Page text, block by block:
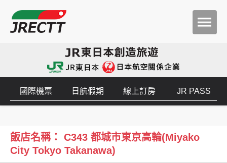
國際機票 日航假期 線上訂房 JR PASS
飯店名稱： C343 都城市東京高輪(Miyako
City Tokyo Takanawa)